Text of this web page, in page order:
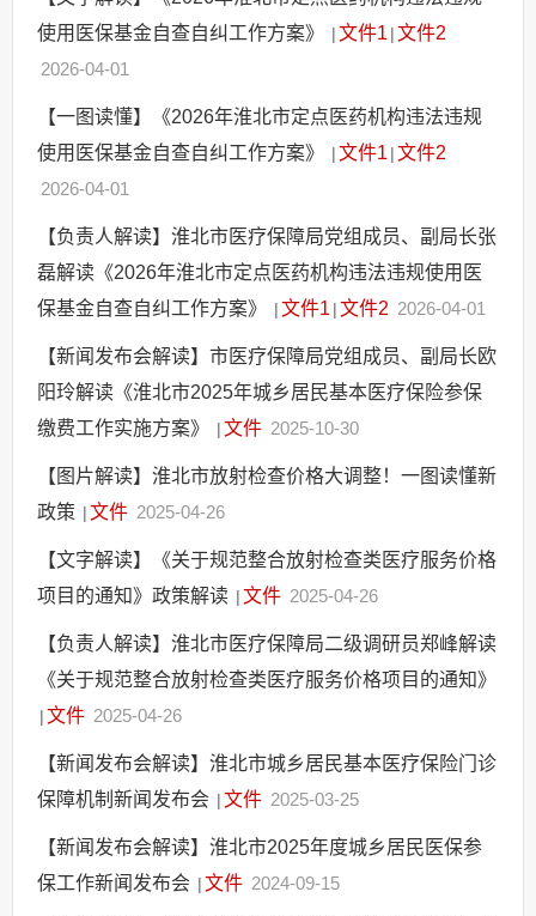
使用医保基金自查自纠工作方案》
|文件1|文件2
2026-04-01
【一图读懂】《2026年淮北市定点医药机构违法违规
使用医保基金自查自纠工作方案》
|文件1|文件2
2026-04-01
【负责人解读】淮北市医疗保障局党组成员、副局长张
磊解读《2026年淮北市定点医药机构违法违规使用医
保基金自查自纠工作方案》
|文件1|文件2 2026-04-01
【新闻发布会解读】市医疗保障局党组成员、副局长欧
阳玲解读《淮北市2025年城乡居民基本医疗保险参保
缴费工作实施方案》
|文件 2025-10-30
【图片解读】淮北市放射检查价格大调整！一图读懂新
政策 |文件 2025-04-26
【文字解读】《关于规范整合放射检查类医疗服务价格
项目的通知》政策解读 |文件 2025-04-26
【负责人解读】淮北市医疗保障局二级调研员郑峰解读
《关于规范整合放射检查类医疗服务价格项目的通知》
|文件 2025-04-26
【新闻发布会解读】淮北市城乡居民基本医疗保险门诊
保障机制新闻发布会 |文件 2025-03-25
【新闻发布会解读】淮北市2025年度城乡居民医保参
保工作新闻发布会 |文件 2024-09-15